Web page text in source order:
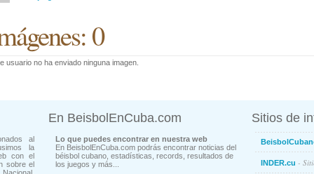
0
usuario no ha enviado ninguna imagen.
al
la
con el
sobre el
En BeisbolEnCuba.com
Lo que puedes encontrar en nuestra web
En BeisbolEnCuba.com podrás encontrar noticias del
béisbol cubano, estadísticas, records, resultados de
los juegos y más...
Sitios de
INDER.cu -